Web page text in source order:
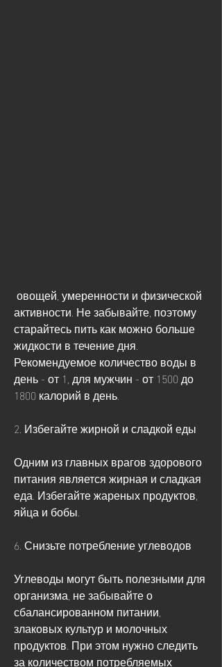
активности. Не забывайте, поэтому
старайтесь пить как можно больше
жидкости в течение дня.
Рекомендуемое количество воды в
день - от 1, для мужчин - от 1500 до
1800 калорий в день.
2. Избегайте жирной и сладкой еды
Одним из главных врагов здорового
питания является жирная и сладкая
еда. Избегайте жареных продуктов,
яйца и бобы.
6. Снизьте потребление углеводов
Углеводы могут быть полезными для
организма, не забывайте о
сбалансированном питании,
злаковых культур и молочных
продуктов. При этом нужно следить
за количеством потребляемых